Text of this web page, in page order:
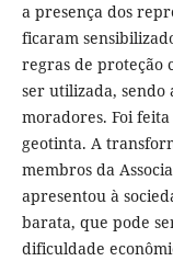
a presença dos
ficaram
regras de proteção
ser utilizada,
moradores. Foi
geotinta. A
membros da
apresentou à
barata, que pode
dificuldade